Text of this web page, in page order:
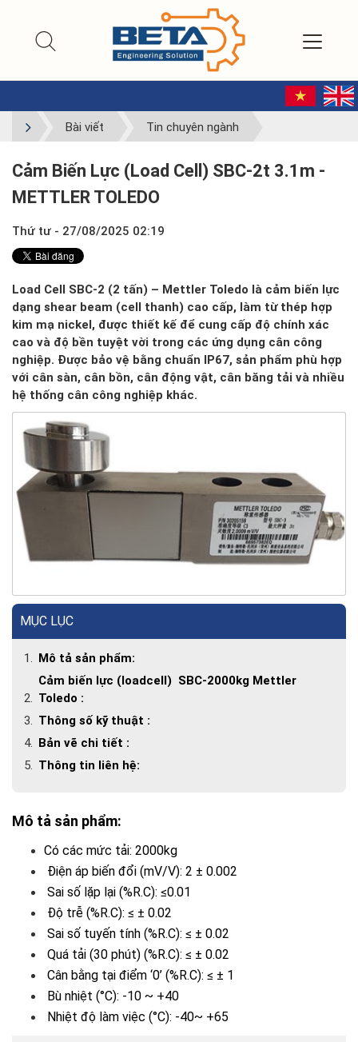
Bài viết Tin chuyên ngành
Cảm Biến Lực (Load Cell) SBC-2t 3.1m -
METTLER TOLEDO
Thứ tư - 27/08/2025 02:19
Load Cell SBC-2 (2 tấn) – Mettler Toledo là cảm biến lực
dạng shear beam (cell thanh) cao cấp, làm từ thép hợp
kim mạ nickel, được thiết kế để cung cấp độ chính xác
cao và độ bền tuyệt vời trong các ứng dụng cân công
nghiệp. Được bảo vệ bằng chuẩn IP67, sản phẩm phù hợp
với cân sàn, cân bồn, cân động vật, cân băng tải và nhiều
hệ thống cân công nghiệp khác.
MỤC LỤC
Mô tả sản phẩm:
Cảm biến lực (loadcell) SBC-2000kg Mettler
Toledo :
Thông số kỹ thuật :
Bản vẽ chi tiết :
Thông tin liên hệ:
Mô tả sản phẩm:
Có các mức tải: 2000kg
Điện áp biến đổi (mV/V): 2 ± 0.002
Sai số lặp lại (%R.C): ≤0.01
Độ trễ (%R.C): ≤ ± 0.02
Sai số tuyến tính (%R.C): ≤ ± 0.02
Quá tải (30 phút) (%R.C): ≤ ± 0.02
Cân bằng tại điểm ‘0’ (%R.C): ≤ ± 1
Bù nhiệt (°C): -10 ~ +40
Nhiệt độ làm việc (°C): -40~ +65